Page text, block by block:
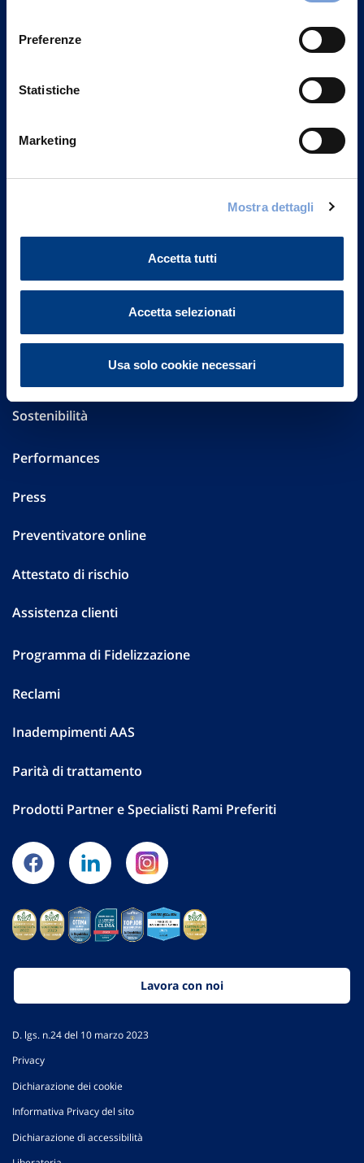
Preferenze
Statistiche
Marketing
Mostra dettagli
Accetta tutti
Accetta selezionati
Usa solo cookie necessari
Via Ignazio Gardella, 2
Investor Relations
Sostenibilità
Performances
Press
Preventivatore online
Attestato di rischio
Assistenza clienti
Programma di Fidelizzazione
Reclami
Inadempimenti AAS
Parità di trattamento
Prodotti Partner e Specialisti Rami Preferiti
Lavora con noi
D. lgs. n.24 del 10 marzo 2023
Privacy
Dichiarazione dei cookie
Informativa Privacy del sito
Dichiarazione di accessibilità